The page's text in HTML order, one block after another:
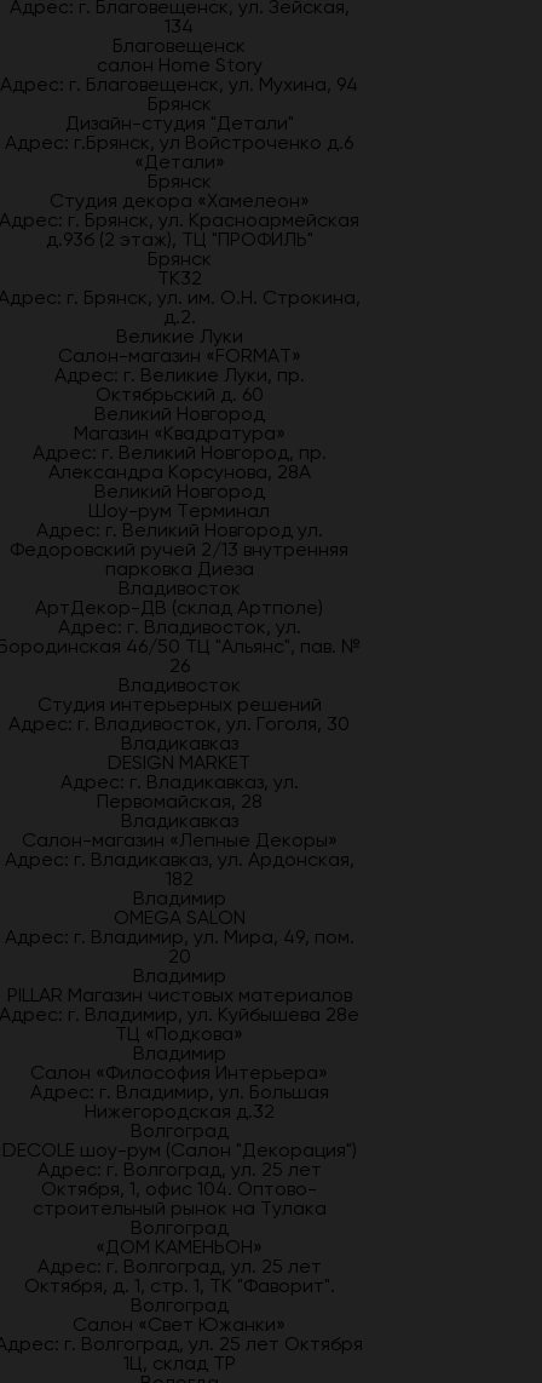
Адрес: г. Благовещенск, ул. Зейская,
134
Благовещенск
салон Home Story
Адрес: г. Благовещенск, ул. Мухина, 94
Брянск
Дизайн-студия "Детали"
Адрес: г.Брянск, ул Войстроченко д.6
«Детали»
Брянск
Студия декора «Хамелеон»
Адрес: г. Брянск, ул. Красноармейская
д.93б (2 этаж), ТЦ "ПРОФИЛЬ"
Брянск
ТК32
г. Брянск, ул. им. О.Н. Строкина,
д.2.
Великие Луки
Салон-магазин «FORMAT»
Адрес: г. Великие Луки, пр.
Октябрьский д. 60
Великий Новгород
Магазин «Квадратура»
Адрес: г. Великий Новгород, пр.
Александра Корсунова, 28А
Великий Новгород
Шоу-рум Терминал
Адрес: г. Великий Новгород ул.
Федоровский ручей 2/13 внутренняя
парковка Диеза
Владивосток
АртДекор-ДВ (склад Артполе)
Адрес: г. Владивосток, ул.
46/50 ТЦ "Альянс", пав. №
26
Владивосток
Студия интерьерных решений
Адрес: г. Владивосток, ул. Гоголя, 30
Владикавказ
DESIGN MARKET
Адрес: г. Владикавказ, ул.
Первомайская, 28
Владикавказ
Салон-магазин «Лепные Декоры»
Адрес: г. Владикавказ, ул. Ардонская,
182
Владимир
OMEGA SALON
Адрес: г. Владимир, ул. Мира, 49, пом.
20
Владимир
PILLAR Магазин чистовых материалов
Адрес: г. Владимир, ул. Куйбышева 28е
ТЦ «Подкова»
Владимир
Салон «Философия Интерьера»
Адрес: г. Владимир, ул. Большая
Нижегородская д.32
Волгоград
DECOLE шоу-рум (Салон "Декорация")
Адрес: г. Волгоград, ул. 25 лет
Октября, 1, офис 104. Оптово-
строительный рынок на Тулака
Волгоград
«ДОМ КАМЕНЬОН»
Адрес: г. Волгоград, ул. 25 лет
Октября, д. 1, стр. 1, ТК "Фаворит".
Волгоград
Салон «Свет Южанки»
г. Волгоград, ул. 25 лет Октября
1Ц, склад ТР